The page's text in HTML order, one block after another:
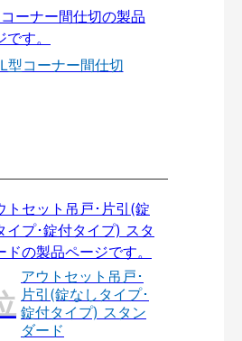
L型コーナー間仕切
アウトセット吊戸･
片引(錠なしタイプ･
錠付タイプ) スタン
ダード